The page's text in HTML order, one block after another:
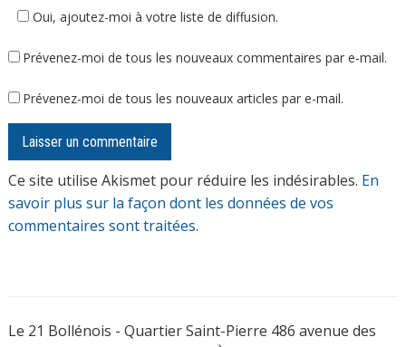
Oui, ajoutez-moi à votre liste de diffusion.
Prévenez-moi de tous les nouveaux commentaires par e-mail.
Prévenez-moi de tous les nouveaux articles par e-mail.
Ce site utilise Akismet pour réduire les indésirables. En
savoir plus sur la façon dont les données de vos
commentaires sont traitées.
Le 21 Bollénois - Quartier Saint-Pierre 486 avenue des